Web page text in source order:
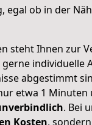
egal ob in der
steht Ihnen zur
individuelle
abgestimmt
etwa 1 Minuten
. Bei
Kosten,